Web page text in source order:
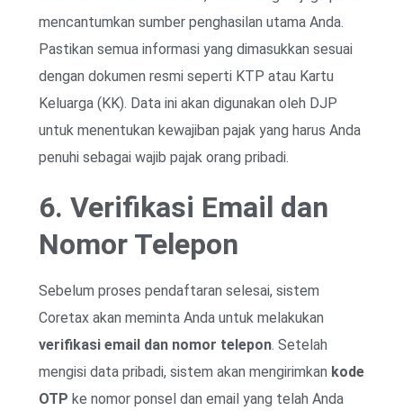
mencantumkan sumber penghasilan utama Anda.
Pastikan semua informasi yang dimasukkan sesuai
dengan dokumen resmi seperti KTP atau Kartu
Keluarga (KK). Data ini akan digunakan oleh DJP
untuk menentukan kewajiban pajak yang harus Anda
penuhi sebagai wajib pajak orang pribadi.
6. Verifikasi Email dan
Nomor Telepon
Sebelum proses pendaftaran selesai, sistem
Coretax akan meminta Anda untuk melakukan
verifikasi email dan nomor telepon. Setelah
mengisi data pribadi, sistem akan mengirimkan kode
OTP ke nomor ponsel dan email yang telah Anda